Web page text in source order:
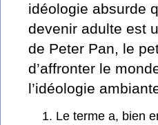
idéologie absurde
devenir adulte est
de Peter Pan, le
d’affronter le
l’idéologie
Le terme a, bien